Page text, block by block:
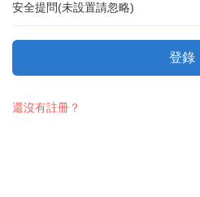
安全提問(未設置請忽略)
登錄
還沒有註冊？